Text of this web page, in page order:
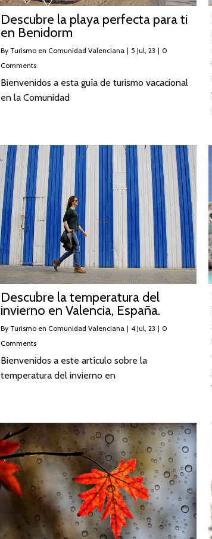
Descubre la playa perfecta para ti
en Benidorm
By Turismo en Comunidad Valenciana | 5 Jul, 23 | 0
Comments
Bienvenidos a esta guía de turismo vacacional
en la Comunidad
Descubre la temperatura del
invierno en Valencia, España.
By Turismo en Comunidad Valenciana | 4 Jul, 23 | 0
Comments
Bienvenidos a este artículo sobre la
temperatura del invierno en